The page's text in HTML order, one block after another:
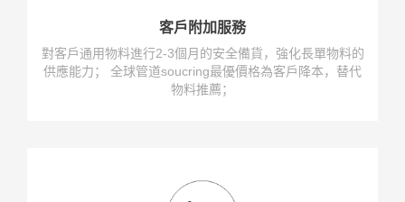
客戶附加服務
對客戶通用物料進行2-3個月的安全備貨，強化長單物料的
供應能力； 全球管道soucring最優價格為客戶降本，替代
物料推薦；